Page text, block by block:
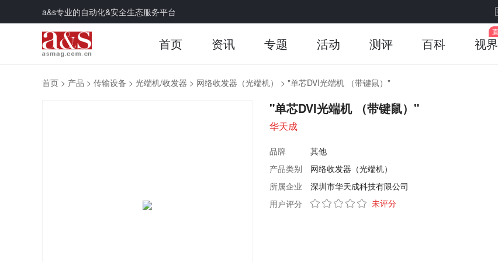
a&s专业的自动化&安全生态服务平台
首页 资讯 专题 活动 测评 百科 视界
首页 > 产品 > 传输设备 > 光端机/收发器 > 网络收发器（光端机） > "单芯DVI光端机 （带键鼠）"
"单芯DVI光端机 （带键鼠）"
华天成
品牌
其他
产品类别
网络收发器（光端机）
所属企业
深圳市华天成科技有限公司
用户评分
未评分